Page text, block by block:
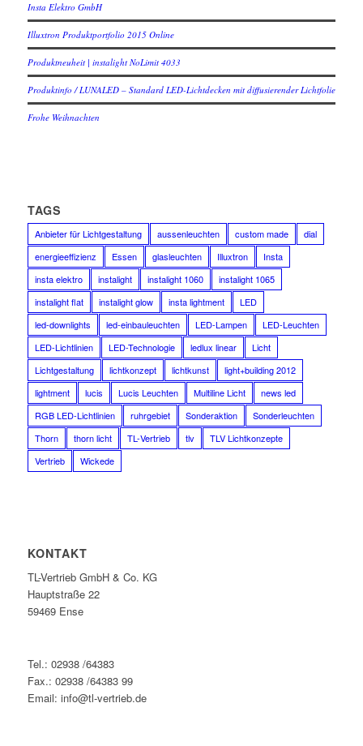
Insta Elektro GmbH
Illuxtron Produktportfolio 2015 Online
Produktneuheit | instalight NoLimit 4033
Produktinfo / LUNALED – Standard LED-Lichtdecken mit diffusierender Lichtfolie
Frohe Weihnachten
TAGS
Anbieter für Lichtgestaltung aussenleuchten custom made
dial
energieeffizienz
Essen glasleuchten Illuxtron
Insta
insta elektro
instalight instalight 1060
instalight 1065
instalight flat
instalight glow insta lightment
LED
led-downlights
led-einbauleuchten LED-Lampen
LED-Leuchten
LED-Lichtlinien
LED-Technologie ledlux linear
Licht
Lichtgestaltung
lichtkonzept lichtkunst
light+building 2012
lightment
lucis Lucis Leuchten Multiline Licht
news led
RGB LED-Lichtlinien
ruhrgebiet Sonderaktion
Sonderleuchten
Thorn
thorn licht TL-Vertrieb tlv
TLV Lichtkonzepte
Vertrieb
Wickede
KONTAKT
TL-Vertrieb GmbH & Co. KG
Hauptstraße 22
59469 Ense
Tel.: 02938 /64383
Fax.: 02938 /64383 99
Email: info@tl-vertrieb.de